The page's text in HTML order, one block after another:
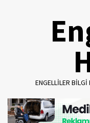
ENGELLILER BILGI